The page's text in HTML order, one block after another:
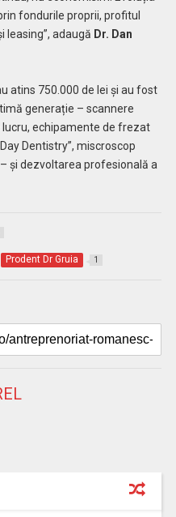
fondurile proprii, profitul
leasing”, adaugă Dr. Dan
atins 750.000 de lei și au fost
generație – scannere
echipamente de frezat
Dentistry”, miscroscop
și dezvoltarea profesională a
Prodent Dr Gruia 1